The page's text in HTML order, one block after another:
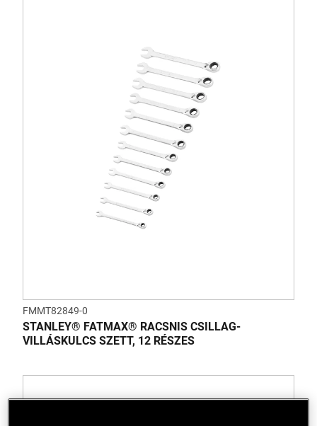
FMMT82849-0
STANLEY® FATMAX® RACSNIS CSILLAG-
VILLÁSKULCS SZETT, 12 RÉSZES